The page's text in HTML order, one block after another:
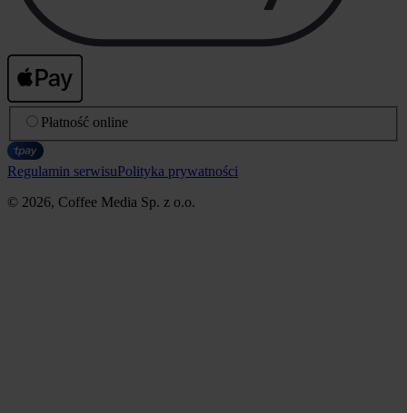
Płatność online
Regulamin serwisuPolityka prywatności
© 2026, Coffee Media Sp. z o.o.